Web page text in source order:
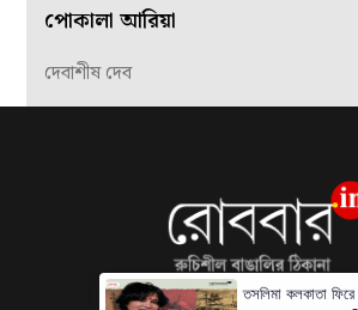
পোকালা আরিয়া
দেবাশীষ দেব
তসলিমা কলকাতা